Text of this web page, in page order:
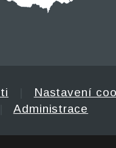
Nastavení
Administrace